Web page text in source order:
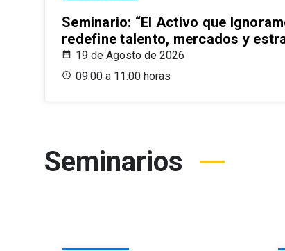
Seminario: “El Activo que
redefine talento, mercados y
19 de Agosto de 2026
09:00 a 11:00 horas
Seminarios